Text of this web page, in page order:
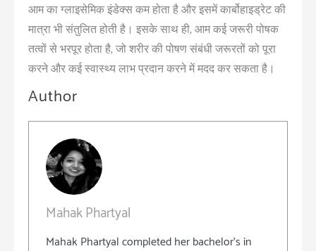
आम का ग्लाइसेमिक इंडेक्स कम होता है और इसमें कार्बोहाइड्रेट की
मात्रा भी संतुलित होती है। इसके साथ ही, आम कई जरूरी पोषक
तत्वों से भरपूर होता है, जो शरीर की पोषण संबंधी जरूरतों को पूरा
करने और कई स्वास्थ्य लाभ प्रदान करने में मदद कर सकता है।
Author
Mahak Phartyal
Mahak Phartyal completed her bachelor's in